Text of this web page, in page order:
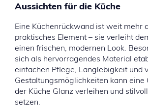
Aussichten für die Küche
Eine Küchenrückwand ist weit mehr
praktisches Element – sie verleiht
einen frischen, modernen Look.
sich als hervorragendes Material
einfachen Pflege, Langlebigkeit und
Gestaltungsmöglichkeiten kann eine
der Küche Glanz verleihen und
setzen.